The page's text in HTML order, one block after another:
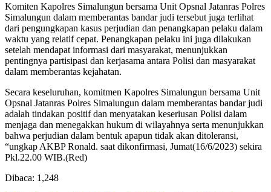
Komiten Kapolres Simalungun bersama Unit Opsnal Jatanras Polres
Simalungun dalam memberantas bandar judi tersebut juga terlihat
dari pengungkapan kasus perjudian dan penangkapan pelaku dalam
waktu yang relatif cepat. Penangkapan pelaku ini juga dilakukan
setelah mendapat informasi dari masyarakat, menunjukkan
pentingnya partisipasi dan kerjasama antara Polisi dan masyarakat
dalam memberantas kejahatan.
Secara keseluruhan, komitmen Kapolres Simalungun bersama Unit
Opsnal Jatanras Polres Simalungun dalam memberantas bandar judi
adalah tindakan positif dan menyatakan keseriusan Polisi dalam
menjaga dan menegakkan hukum di wilayahnya serta menunjukkan
bahwa perjudian dalam bentuk apapun tidak akan ditoleransi,
“ungkap AKBP Ronald. saat dikonfirmasi, Jumat(16/6/2023) sekira
Pkl.22.00 WIB.(Red)
Dibaca: 1,248